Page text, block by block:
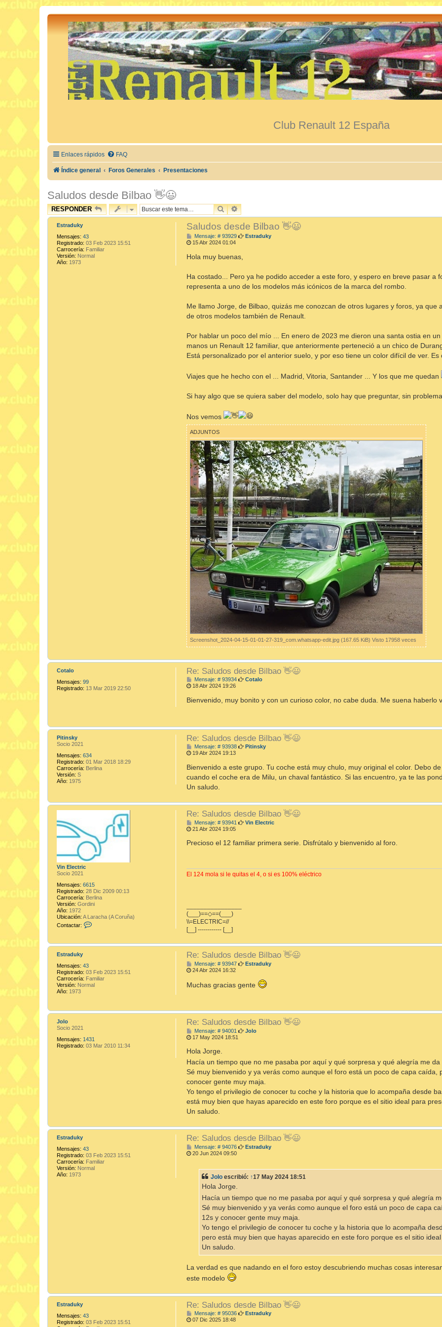
Club Renault 12 España
Enlaces rápidos FAQ
Índice general Foros Generales Presentaciones
Saludos desde Bilbao 👋😃
RESPONDER BUSCARBÚSQUEDA AVANZADA
Estraduky
Mensajes: 43
Registrado: 03 Feb 2023 15:51
Carrocería: Familiar
Versión: Normal
Año: 1973
Saludos desde Bilbao 👋😃
Mensaje: # 93929M
s
a
Estraduky
15 Abr 2024 01:04
Hola muy buenas,
Ha costado... Pero ya he podido acceder a este foro, y espero en breve pasar a
representa a uno de los modelos más icónicos de la marca del rombo.
Me llamo Jorge, de Bilbao, quizás me conozcan de otros lugares y foros, ya
de otros modelos también de Renault.
Por hablar un poco del mío ... En enero de 2023 me dieron una santa ostia en
manos un Renault 12 familiar, que anteriormente perteneció a un chico de
Está personalizado por el anterior suelo, y por eso tiene un color difícil de ver. Es
Viajes que he hecho con el ... Madrid, Vitoria, Santander ... Y los que me quedan
Si hay algo que se quiera saber del modelo, solo hay que preguntar, sin
Nos vemos
ADJUNTOS
Screenshot_2024-04-15-01-01-27-319_com.whatsapp-edit.jpg (167.65 KiB) Visto 17958 veces
Cotalo
Mensajes: 99
Registrado: 13 Mar 2019 22:50
Re: Saludos desde Bilbao 👋😃
Mensaje: # 93934M
s
a
Cotalo
18 Abr 2024 19:26
Bienvenido, muy bonito y con un curioso color, no cabe duda. Me suena
Pitinsky
Socio 2021
Mensajes: 634
Registrado: 01 Mar 2018 18:29
Carrocería: Berlina
Versión: S
Año: 1975
Re: Saludos desde Bilbao 👋😃
Mensaje: # 93938M
s
j
Pitinsky
19 Abr 2024 19:13
Bienvenido a este grupo. Tu coche está muy chulo, muy original el color. Debo
cuando el coche era de Milu, un chaval fantástico. Si las encuentro, ya te las
Un saludo.
Vin Electric
Socio 2021
Mensajes: 6615
Registrado: 28 Dic 2009 00:13
Carrocería: Berlina
Versión: Gordini
Año: 1972
Ubicación: A Laracha (A Coruña)
Contactar:
a
r
V
i
e
i
c
Re: Saludos desde Bilbao 👋😃
Mensaje: # 93941 M
s
Vin Electric
21 Abr 2024 19:05
Precioso el 12 familiar primera serie. Disfrútalo y bienvenido al foro.
El 124 mola si le quitas el 4, o si es 100% eléctrico
(___)==◇==(___)
\\=ELECTRIC=//
[__] ------------ [__]
Estraduky
Mensajes: 43
Registrado: 03 Feb 2023 15:51
Carrocería: Familiar
Versión: Normal
Año: 1973
Re: Saludos desde Bilbao 👋😃
Mensaje: # 93947M
a
Estraduky
24 Abr 2024 16:32
Muchas gracias gente
Jolo
Socio 2021
Mensajes: 1431
Registrado: 03 Mar 2010 11:34
Re: Saludos desde Bilbao 👋😃
Mensaje: # 94001 M
e
j
e
Jolo
17 May 2024 18:51
Hola Jorge.
Hacía un tiempo que no me pasaba por aquí y qué sorpresa y qué alegría me
Sé muy bienvenido y ya verás como aunque el foro está un poco de capa
conocer gente muy maja.
Yo tengo el privilegio de conocer tu coche y la historia que lo acompaña desde
está muy bien que hayas aparecido en este foro porque es el sitio ideal para
Un saludo.
Estraduky
Mensajes: 43
Registrado: 03 Feb 2023 15:51
Carrocería: Familiar
Versión: Normal
Año: 1973
Re: Saludos desde Bilbao 👋😃
Mensaje: # 94076M
e
j
Estraduky
20 Jun 2024 09:50
Jolo escribió: ↑17 May 2024 18:51
Hola Jorge.
Hacía un tiempo que no me pasaba por aquí y qué sorpresa y qué alegría
Sé muy bienvenido y ya verás como aunque el foro está un poco de capa
12s y conocer gente muy maja.
Yo tengo el privilegio de conocer tu coche y la historia que lo acompaña
pero está muy bien que hayas aparecido en este foro porque es el sitio
Un saludo.
La verdad es que nadando en el foro estoy descubriendo muchas cosas
este modelo
Estraduky
Mensajes: 43
Registrado: 03 Feb 2023 15:51
Re: Saludos desde Bilbao 👋😃
Mensaje: # 95036M
Estraduky
07 Dic 2025 18:48